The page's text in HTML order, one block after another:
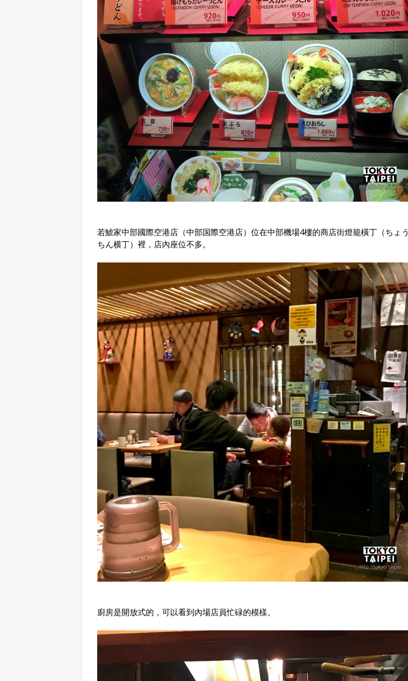
若鯱家中部國際空港店（中部国際空港店）位在中部機場4樓的商店街燈籠橫丁（ちょう
ちん横丁）裡，店內座位不多。
廚房是開放式的，可以看到內場店員忙碌的模樣。